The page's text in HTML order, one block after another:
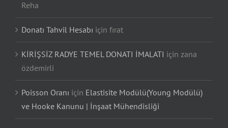
Reha
Donatı Tahvil Hesabı için fırat
KİRİŞSİZ RADYE TEMEL DONATI İMALATI için zana
özdemirli
Poisson Oranı için Elastisite Modülü(Young Modülü)
ve Hooke Kanunu | İnşaat Mühendisliği